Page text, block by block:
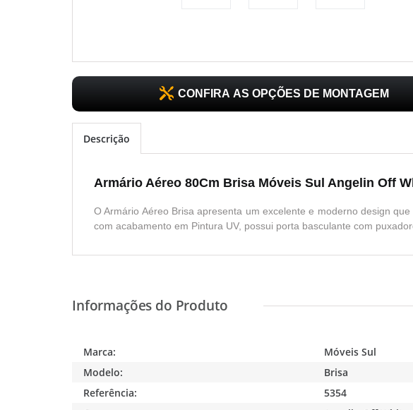
CONFIRA AS OPÇÕES DE MONTAGEM
Descrição
Armário Aéreo 80Cm Brisa Móveis Sul Angelin Off
O Armário Aéreo Brisa apresenta um excelente e moderno design
com acabamento em Pintura UV, possui porta basculante com
Marca:
Móveis Sul
Modelo:
Brisa
Referência:
5354